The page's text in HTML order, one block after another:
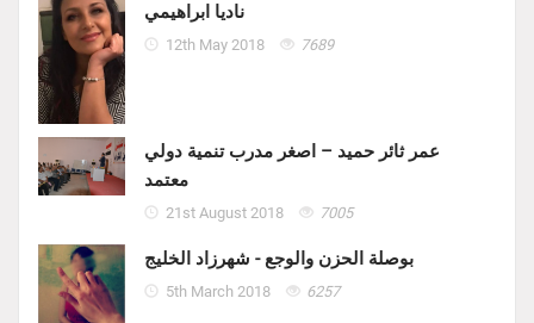
ناديا ابراهيمي
12th May 2018 7689
عمر ثائر حميد – اصغر مدرب تنمية دولي
معتمد
21st August 2018 7005
بوصلة الحزن والوجع - شهرزاد الخليج
5th March 2018 6257